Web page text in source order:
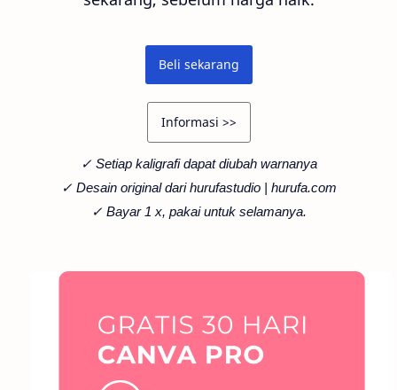
Beli sekarang
Informasi >>
✓ Setiap kaligrafi dapat diubah warnanya
✓ Desain original dari hurufastudio | hurufa.com
✓ Bayar 1 x, pakai untuk selamanya.